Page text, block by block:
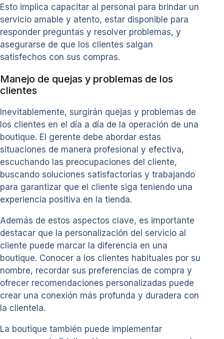
Esto implica capacitar al personal para brindar un
servicio amable y atento, estar disponible para
responder preguntas y resolver problemas, y
asegurarse de que los clientes salgan
satisfechos con sus compras.
Manejo de quejas y problemas de los
clientes
Inevitablemente, surgirán quejas y problemas de
los clientes en el día a día de la operación de una
boutique. El gerente debe abordar estas
situaciones de manera profesional y efectiva,
escuchando las preocupaciones del cliente,
buscando soluciones satisfactorias y trabajando
para garantizar que el cliente siga teniendo una
experiencia positiva en la tienda.
Además de estos aspectos clave, es importante
destacar que la personalización del servicio al
cliente puede marcar la diferencia en una
boutique. Conocer a los clientes habituales por su
nombre, recordar sus preferencias de compra y
ofrecer recomendaciones personalizadas puede
crear una conexión más profunda y duradera con
la clientela.
La boutique también puede implementar